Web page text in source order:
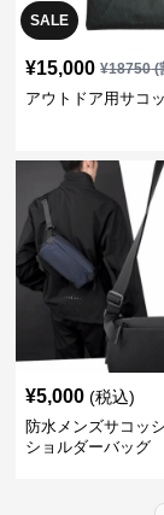
SALE
¥15,000 ¥18750(
アウトドア用サコ
¥5,000 (税込)
防水メンズサコッ
ショルダーバッグ